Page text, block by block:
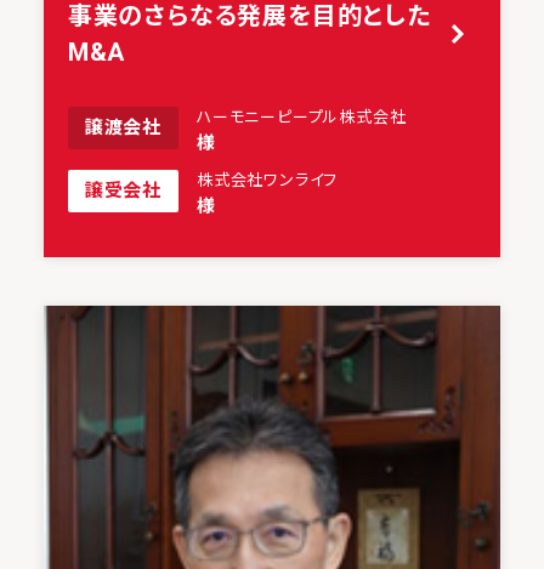
事業のさらなる発展を目的とした
M&A
譲渡会社 ハーモニーピープル株式会社
様
譲受会社 株式会社ワンライフ
様